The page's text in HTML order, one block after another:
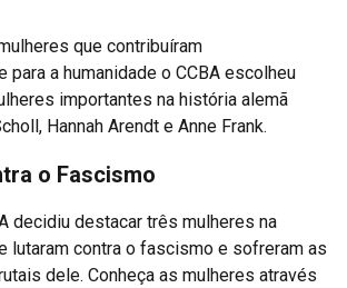
que contribuíram
para a humanidade o CCBA escolheu
importantes na história alemã
Hannah Arendt e Anne Frank.
o Fascismo
decidiu destacar três mulheres na
lutaram contra o fascismo e sofreram as
dele. Conheça as mulheres através